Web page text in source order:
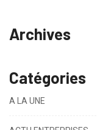
Archives
Catégories
A LA UNE